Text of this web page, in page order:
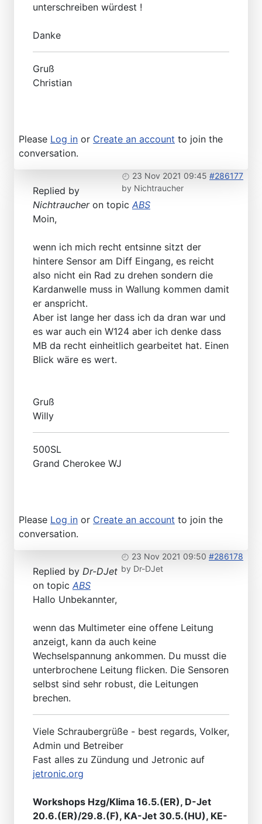
unterschreiben würdest !
Danke
Gruß
Christian
Please Log in or Create an account to join the
conversation.
23 Nov 2021 09:45 #286177
by Nichtraucher
Replied by
Nichtraucheron topic ABS
Moin,
wenn ich mich recht entsinne sitzt der
hintere Sensor am Diff Eingang, es reicht
also nicht ein Rad zu drehen sondern die
Kardanwelle muss in Wallung kommen damit
er anspricht.
Aber ist lange her dass ich da dran war und
es war auch ein W124 aber ich denke dass
MB da recht einheitlich gearbeitet hat. Einen
Blick wäre es wert.
Gruß
Willy
500SL
Grand Cherokee WJ
Please Log in or Create an account to join the
conversation.
23 Nov 2021 09:50 #286178
by Dr-DJet
Replied by Dr-DJet
on topic ABS
Hallo Unbekannter,
wenn das Multimeter eine offene Leitung
anzeigt, kann da auch keine
Wechselspannung ankommen. Du musst die
unterbrochene Leitung flicken. Die Sensoren
selbst sind sehr robust, die Leitungen
brechen.
Viele Schraubergrüße - best regards, Volker,
Admin und Betreiber
Fast alles zu Zündung und Jetronic auf
jetronic.org
Workshops Hzg/Klima 16.5.(ER), D-Jet
20.6.(ER)/29.8.(F), KA-Jet 30.5.(HU), KE-